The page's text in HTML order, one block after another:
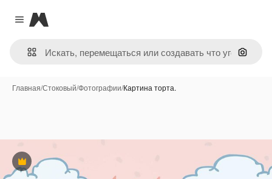
Close menu
Magnific
Поиск
Главная/Стоковый/Фотографии/Картина торта.
Премиум